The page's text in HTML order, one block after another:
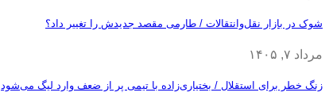
شوک در بازار نقل‌وانتقالات / طارمی مقصد جدیدش را تغییر داد؟
مرداد ۷, ۱۴۰۵
زنگ خطر برای استقلال / بختیاری‌زاده با تیمی پر از ضعف وارد لیگ می‌شود